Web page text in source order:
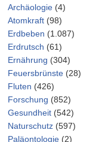
Archäologie (4)
Atomkraft (98)
Erdbeben (1.087)
Erdrutsch (61)
Ernährung (304)
Feuersbrünste (28)
Fluten (426)
Forschung (852)
Gesundheit (542)
Naturschutz (597)
Paläontologie (2)